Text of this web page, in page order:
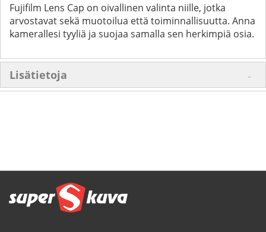
Fujifilm Lens Cap on oivallinen valinta niille, jotka
arvostavat sekä muotoilua että toiminnallisuutta. Anna
kamerallesi tyyliä ja suojaa samalla sen herkimpiä osia.
Lisätietoja